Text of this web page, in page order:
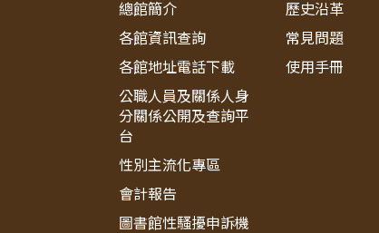
總館簡介
各館資訊查詢
各館地址電話下載
公職人員及關係人身
分關係公開及查詢平
台
性別主流化專區
會計報告
圖書館性騷擾申訴機
歷史沿革
常見問題
使用手冊